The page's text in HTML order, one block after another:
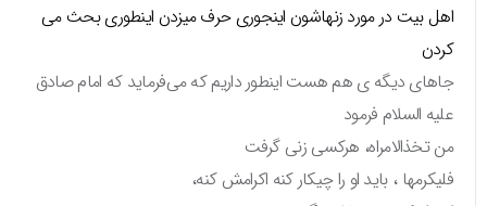
اهل بیت در مورد زنهاشون اینجوری حرف میزدن اینطوری بحث می
کردن
جاهای دیگه ی هم هست اینطور داریم که می‌فرماید که امام صادق
علیه السلام فرمود
من تخذالامراه، هرکسی زنی گرفت
فلیکرمها ، باید او را چیکار کنه اکرامش کنه،